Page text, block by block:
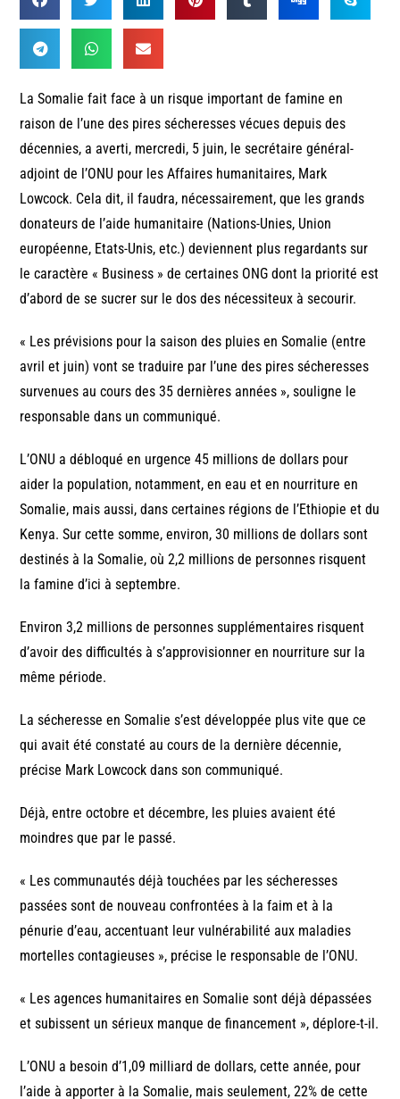
La Somalie fait face à un risque important de famine en
raison de l’une des pires sécheresses vécues depuis des
décennies, a averti, mercredi, 5 juin, le secrétaire général-
adjoint de l’ONU pour les Affaires humanitaires, Mark
Lowcock. Cela dit, il faudra, nécessairement, que les grands
donateurs de l’aide humanitaire (Nations-Unies, Union
européenne, Etats-Unis, etc.) deviennent plus regardants sur
le caractère « Business » de certaines ONG dont la priorité est
d’abord de se sucrer sur le dos des nécessiteux à secourir.
« Les prévisions pour la saison des pluies en Somalie (entre
avril et juin) vont se traduire par l’une des pires sécheresses
survenues au cours des 35 dernières années », souligne le
responsable dans un communiqué.
L’ONU a débloqué en urgence 45 millions de dollars pour
aider la population, notamment, en eau et en nourriture en
Somalie, mais aussi, dans certaines régions de l’Ethiopie et du
Kenya. Sur cette somme, environ, 30 millions de dollars sont
destinés à la Somalie, où 2,2 millions de personnes risquent
la famine d’ici à septembre.
Environ 3,2 millions de personnes supplémentaires risquent
d’avoir des difficultés à s’approvisionner en nourriture sur la
même période.
La sécheresse en Somalie s’est développée plus vite que ce
qui avait été constaté au cours de la dernière décennie,
précise Mark Lowcock dans son communiqué.
Déjà, entre octobre et décembre, les pluies avaient été
moindres que par le passé.
« Les communautés déjà touchées par les sécheresses
passées sont de nouveau confrontées à la faim et à la
pénurie d’eau, accentuant leur vulnérabilité aux maladies
mortelles contagieuses », précise le responsable de l’ONU.
« Les agences humanitaires en Somalie sont déjà dépassées
et subissent un sérieux manque de financement », déplore-t-il.
L’ONU a besoin d’1,09 milliard de dollars, cette année, pour
l’aide à apporter à la Somalie, mais seulement, 22% de cette